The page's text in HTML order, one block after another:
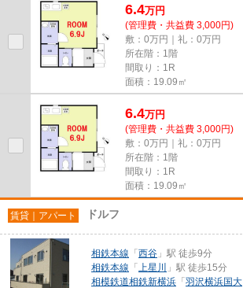
6.4万円
(管理費・共益費 3,000円)
敷：0万円｜礼：0万円
所在階：1階
間取り：1R
面積：19.09㎡
6.4万円
(管理費・共益費 3,000円)
敷：0万円｜礼：0万円
所在階：1階
間取り：1R
面積：19.09㎡
賃貸｜アパート ドルフ
相鉄本線 「 西谷 」駅 徒歩9分
相鉄本線 「 上星川
」駅 徒歩15分
相模鉄道相鉄新横浜 「 羽沢横浜国大